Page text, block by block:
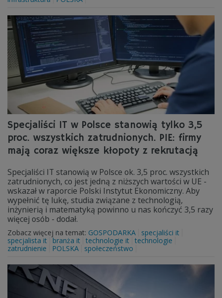
Specjaliści IT w Polsce stanowią tylko 3,5
proc. wszystkich zatrudnionych. PIE: firmy
mają coraz większe kłopoty z rekrutacją
Specjaliści IT stanowią w Polsce ok. 3,5 proc. wszystkich
zatrudnionych, co jest jedną z niższych wartości w UE -
wskazał w raporcie Polski Instytut Ekonomiczny. Aby
wypełnić tę lukę, studia związane z technologią,
inżynierią i matematyką powinno u nas kończyć 3,5 razy
więcej osób - dodał.
Zobacz więcej na temat: GOSPODARKA
specjaliści it
specjalista it branża it technologie it technologie
zatrudnienie
POLSKA społeczeństwo